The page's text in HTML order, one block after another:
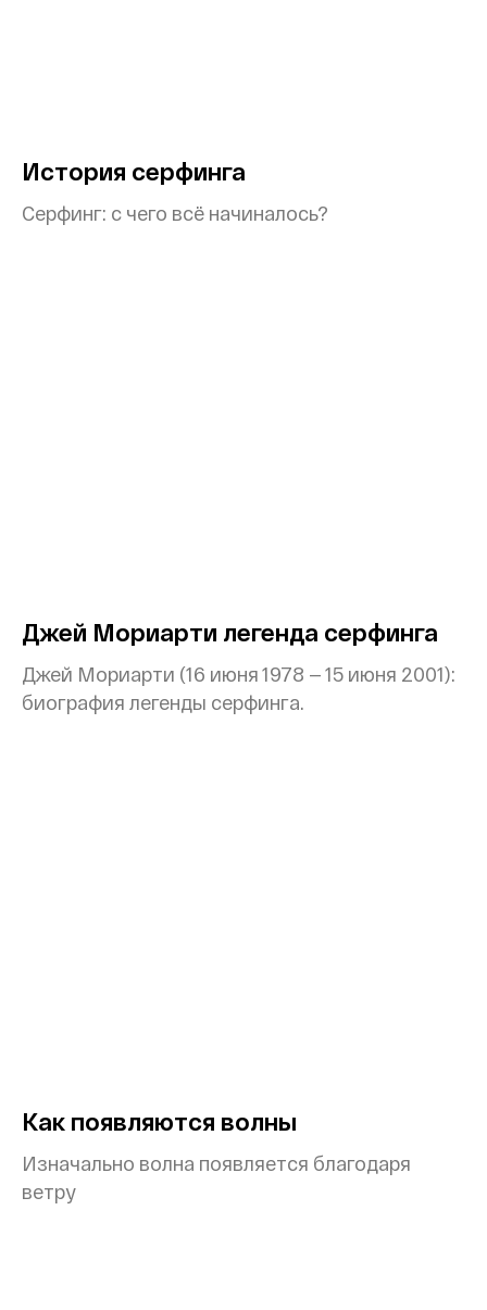
История серфинга
Серфинг: с чего всё начиналось?
Джей Мориарти легенда серфинга
Джей Мориарти (16 июня 1978 — 15 июня 2001):
биография легенды серфинга.
Как появляются волны
Изначально волна появляется благодаря
ветру